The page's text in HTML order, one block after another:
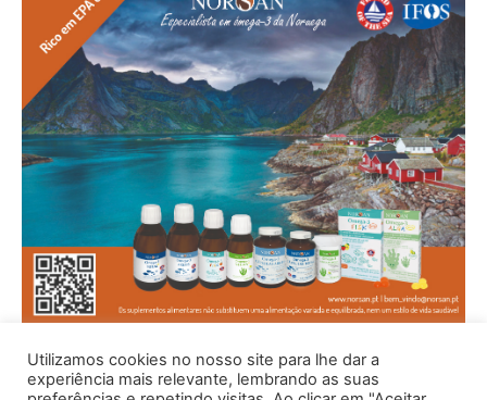
Utilizamos cookies no nosso site para lhe dar a
experiência mais relevante, lembrando as suas